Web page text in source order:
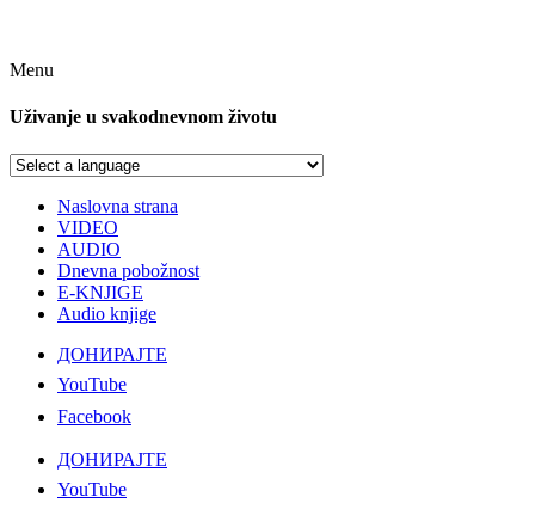
Menu
Uživanje u svakodnevnom životu
Naslovna strana
VIDEO
AUDIO
Dnevna pobožnost
E-KNJIGE
Audio knjige
ДОНИРАЈТЕ
YouTube
Facebook
ДОНИРАЈТЕ
YouTube